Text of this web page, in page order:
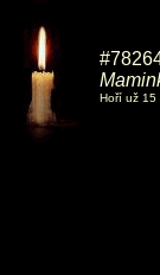
Hoří už 15